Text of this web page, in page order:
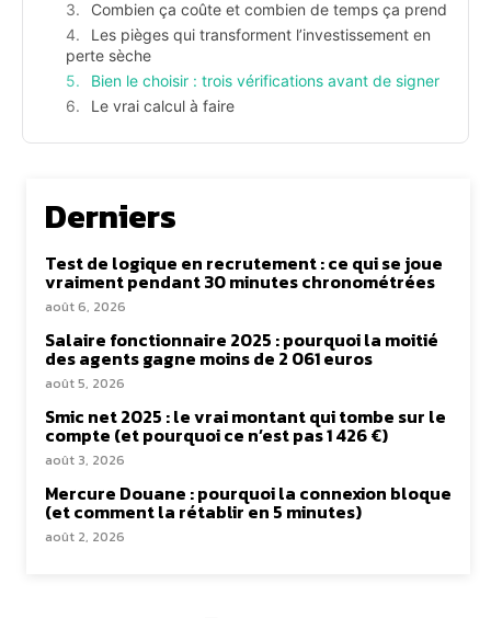
Combien ça coûte et combien de temps ça prend
Les pièges qui transforment l’investissement en
perte sèche
Bien le choisir : trois vérifications avant de signer
Le vrai calcul à faire
Derniers
Test de logique en recrutement : ce qui se joue
vraiment pendant 30 minutes chronométrées
août 6, 2026
Salaire fonctionnaire 2025 : pourquoi la moitié
des agents gagne moins de 2 061 euros
août 5, 2026
Smic net 2025 : le vrai montant qui tombe sur le
compte (et pourquoi ce n’est pas 1 426 €)
août 3, 2026
Mercure Douane : pourquoi la connexion bloque
(et comment la rétablir en 5 minutes)
août 2, 2026